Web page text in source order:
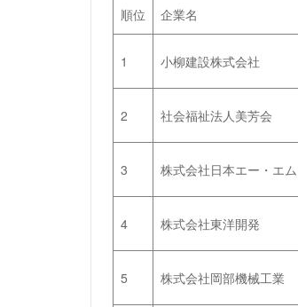
順位 企業名
1 小柳建設株式会社
2 社会福祉法人美芳会
3 株式会社日本エー・エ
4 株式会社東洋開発
5 株式会社岡部機械工業